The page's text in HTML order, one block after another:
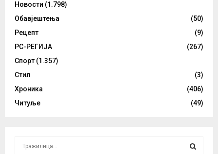
Новости (1.798)
Обавјештења
(50)
Рецепт
(9)
РС-РЕГИЈА
(267)
Спорт (1.357)
Стил
(3)
Хроника
(406)
Читуље
(49)